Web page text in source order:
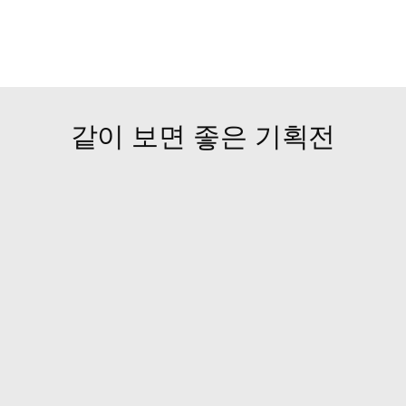
같이 보면 좋은 기획전